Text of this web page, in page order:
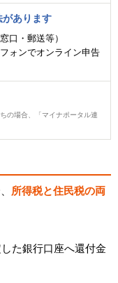
があります
口・郵送等）
ォンでオンライン申告
の場合、「マイナポータル連
所得税と住民税の両
た銀行口座へ還付金